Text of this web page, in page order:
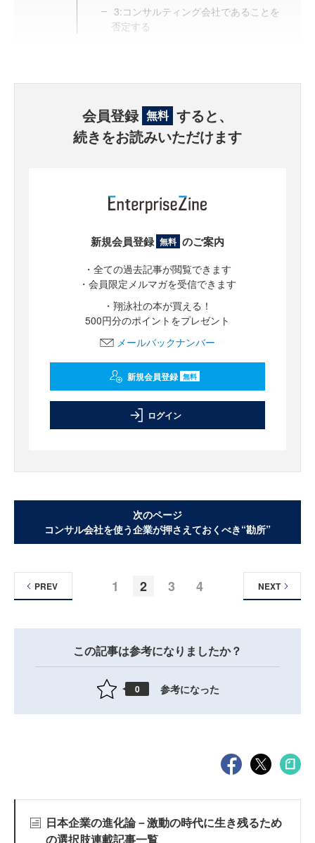
3:コンサルティング会社であることを
否定する
会員登録 無料 すると、
続きをお読みいただけます
新規会員登録 無料 のご案内
・全ての過去記事が閲覧できます
・会員限定メルマガを受信できます
・翔泳社の本が買える！
500円分のポイントをプレゼント
メールバックナンバー
新規会員登録 無料
ログイン
次のページ
コンサル会社を使う企業が押さえておくべき“勘所”
1 2 3 4
PREV NEXT
この記事は参考になりましたか？
0 参考になった
日本企業の進化論－激動の時代に生き残るため
の選択肢連載記事一覧